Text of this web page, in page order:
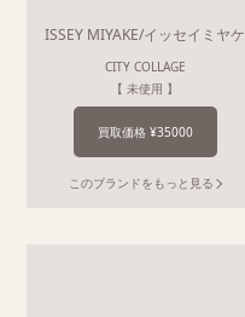
ISSEY MIYAKE/イッセイミヤケ
CITY COLLAGE
【 未使用 】
買取価格 ¥35000
このブランドをもっと見る